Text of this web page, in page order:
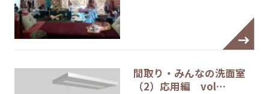
間取り・みんなの洗面室
（2）応用編 vol…